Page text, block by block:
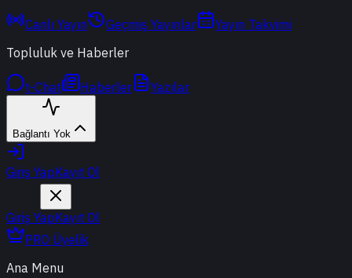
Canlı Yayın Geçmiş Yayınlar
Yayın Takvimi
Topluluk ve Haberler
t-Chat Haberler Yazılar
Bağlantı Yok
Giriş YapKayıt Ol
Giriş YapKayıt Ol
PRO Üyelik
Ana Menu